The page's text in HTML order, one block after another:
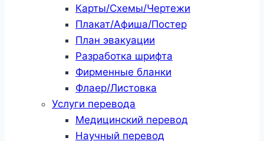
Карты/Схемы/Чертежи
Плакат/Афиша/Постер
План эвакуации
Разработка шрифта
Фирменные бланки
Флаер/Листовка
Услуги перевода
Медицинский перевод
Научный перевод